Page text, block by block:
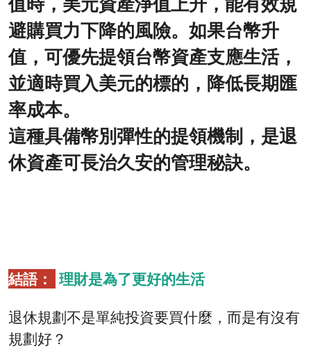
避購買力下降的風險。如果台幣升
值，可優先提領台幣資產支應生活，
並適時買入美元的標的，降低長期匯
率成本。
這種具備幣別彈性的提領機制，是退
休資產可長治久安的管理秘訣。
結語：
理財是為了更好的生活
退休規劃不是單純投資要買什麼，而是有沒有
規劃好？